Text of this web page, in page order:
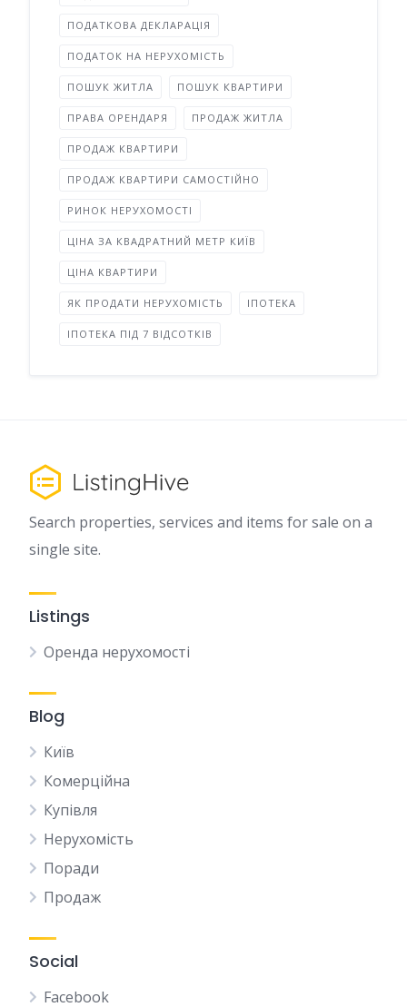
ПОДАТКОВА ДЕКЛАРАЦІЯ
ПОДАТОК НА НЕРУХОМІСТЬ
ПОШУК ЖИТЛА ПОШУК КВАРТИРИ
ПРАВА ОРЕНДАРЯ ПРОДАЖ ЖИТЛА
ПРОДАЖ КВАРТИРИ
ПРОДАЖ КВАРТИРИ САМОСТІЙНО
РИНОК НЕРУХОМОСТІ
ЦІНА ЗА КВАДРАТНИЙ МЕТР КИЇВ
ЦІНА КВАРТИРИ
ЯК ПРОДАТИ НЕРУХОМІСТЬ ІПОТЕКА
ІПОТЕКА ПІД 7 ВІДСОТКІВ
Search properties, services and items for sale on a
single site.
Listings
Оренда нерухомості
Blog
Київ
Комерційна
Купівля
Нерухомість
Поради
Продаж
Social
Facebook